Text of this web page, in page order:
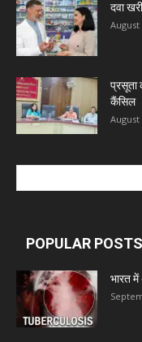
दवा
August
प्रसूता
कैंसिल
August
POPULAR POSTS
भारत में